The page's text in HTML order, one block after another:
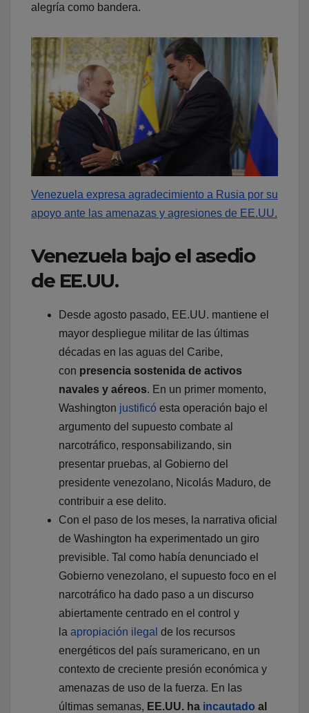
alegría como bandera.
Venezuela expresa agradecimiento a Rusia por su
apoyo ante las amenazas y agresiones de EE.UU.
Venezuela bajo el asedio
de EE.UU.
Desde agosto pasado, EE.UU. mantiene el
mayor despliegue militar de las últimas
décadas en las aguas del Caribe,
con presencia sostenida de activos
navales y aéreos. En un primer momento,
Washington justificó esta operación bajo el
argumento del supuesto combate al
narcotráfico, responsabilizando, sin
presentar pruebas, al Gobierno del
presidente venezolano, Nicolás Maduro, de
contribuir a ese delito.
Con el paso de los meses, la narrativa oficial
de Washington ha experimentado un giro
previsible. Tal como había denunciado el
Gobierno venezolano, el supuesto foco en el
narcotráfico ha dado paso a un discurso
abiertamente centrado en el control y
la apropiación ilegal de los recursos
energéticos del país suramericano, en un
contexto de creciente presión económica y
amenazas de uso de la fuerza. En las
últimas semanas, EE.UU. ha incautado al